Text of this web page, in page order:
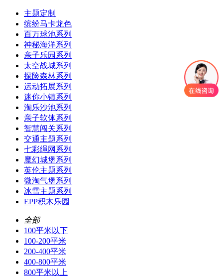
主题定制
缤纷马卡龙色
百万球池系列
神秘海洋系列
亲子乐园系列
太空战城系列
探险森林系列
运动拓展系列
迷你小镇系列
淘乐沙池系列
亲子软体系列
智慧闯关系列
交通主题系列
七彩绳网系列
魔幻城堡系列
英伦主题系列
微淘气堡系列
冰雪主题系列
EPP积木乐园
全部
100平米以下
100-200平米
200-400平米
400-800平米
800平米以上